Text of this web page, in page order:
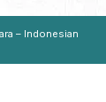
– Indonesian